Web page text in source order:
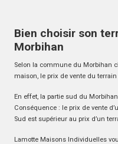
Bien choisir son
Morbihan
Selon la commune du Morbihan
maison, le prix de vente du
En effet, la partie sud du
Conséquence : le prix de vente
Sud est supérieur au prix d’un
Lamotte Maisons Individuelles